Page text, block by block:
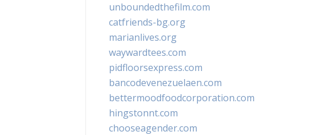
unboundedthefilm.com
catfriends-bg.org
marianlives.org
waywardtees.com
pidfloorsexpress.com
bancodevenezuelaen.com
bettermoodfoodcorporation.com
hingstonnt.com
chooseagender.com